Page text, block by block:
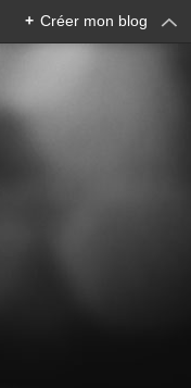
+ Créer mon blog